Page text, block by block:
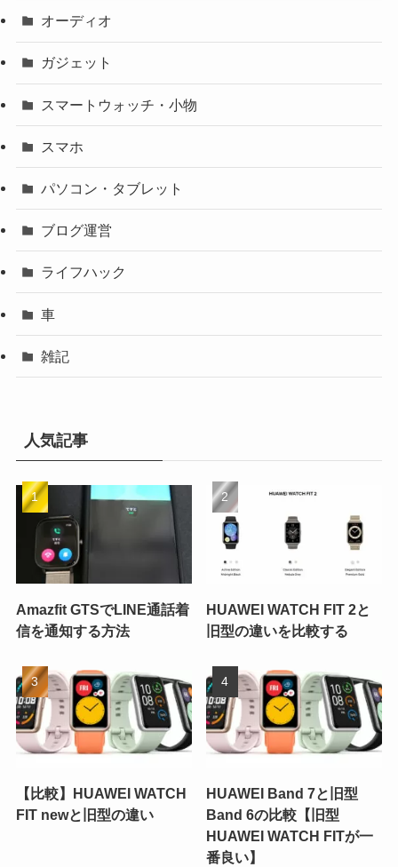
オーディオ
ガジェット
スマートウォッチ・小物
スマホ
パソコン・タブレット
ブログ運営
ライフハック
車
雑記
人気記事
Amazfit GTSでLINE通話着
信を通知する方法
HUAWEI WATCH FIT 2と
旧型の違いを比較する
【比較】HUAWEI WATCH
FIT newと旧型の違い
HUAWEI Band 7と旧型
Band 6の比較【旧型
HUAWEI WATCH FITが一
番良い】